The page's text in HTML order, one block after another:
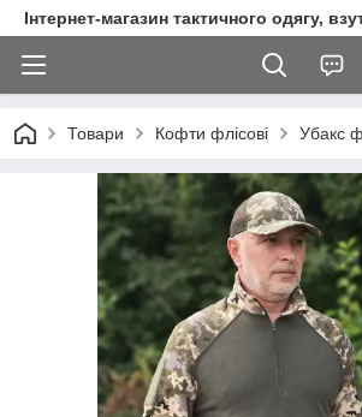
Інтернет-магазин тактичного одягу,
Товари Кофти флісові Убакс